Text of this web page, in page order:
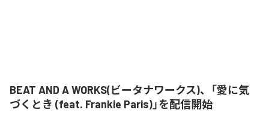
BEAT AND A WORKS(ビータナワークス)、「愛に気
づくとき (feat. Frankie Paris)」を配信開始